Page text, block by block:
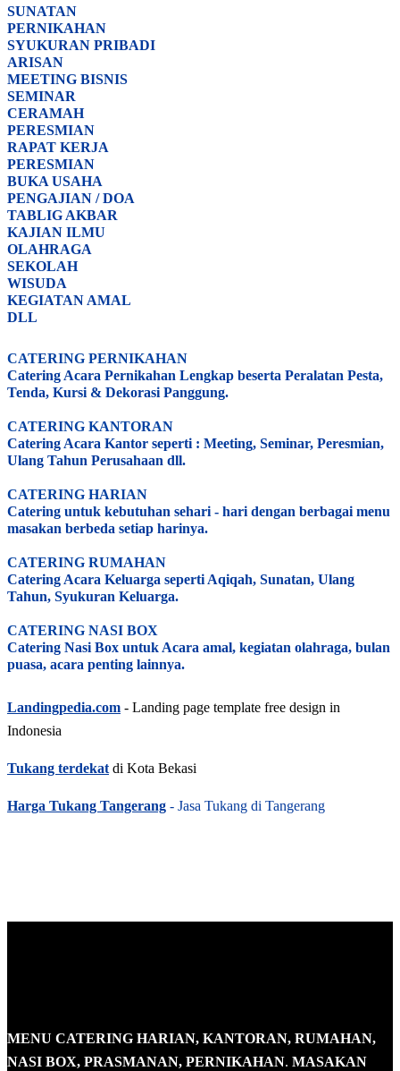
SUNATAN
PERNIKAHAN
SYUKURAN PRIBADI
ARISAN
MEETING BISNIS
SEMINAR
CERAMAH
PERESMIAN
RAPAT KERJA
PERESMIAN
BUKA USAHA
PENGAJIAN / DOA
TABLIG AKBAR
KAJIAN ILMU
OLAHRAGA
SEKOLAH
WISUDA
KEGIATAN AMAL
DLL
CATERING PERNIKAHAN
Catering Acara Pernikahan Lengkap beserta Peralatan Pesta,
Tenda, Kursi & Dekorasi Panggung.
CATERING KANTORAN
Catering Acara Kantor seperti : Meeting, Seminar, Peresmian,
Ulang Tahun Perusahaan dll.
CATERING HARIAN
Catering untuk kebutuhan sehari - hari dengan berbagai menu
masakan berbeda setiap harinya.
CATERING RUMAHAN
Catering Acara Keluarga seperti Aqiqah, Sunatan, Ulang
Tahun, Syukuran Keluarga.
CATERING NASI BOX
Catering Nasi Box untuk Acara amal, kegiatan olahraga, bulan
puasa, acara penting lainnya.
Landingpedia.com - Landing page template free design in
Indonesia
Tukang terdekatdi Kota Bekasi
Harga Tukang Tangerang - Jasa Tukang di Tangerang
MENU CATERING HARIAN, KANTORAN, RUMAHAN,
NASI BOX, PRASMANAN, PERNIKAHAN. MASAKAN